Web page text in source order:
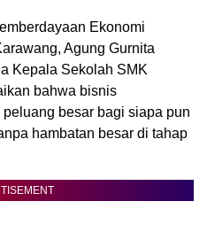
Ekonomi
Agung Gurnita
Kepala Sekolah SMK
bahwa bisnis
besar bagi siapa pun
hambatan besar di tahap